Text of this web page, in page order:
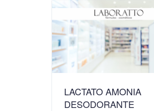
LACTATO AMONIA
DESODORANTE